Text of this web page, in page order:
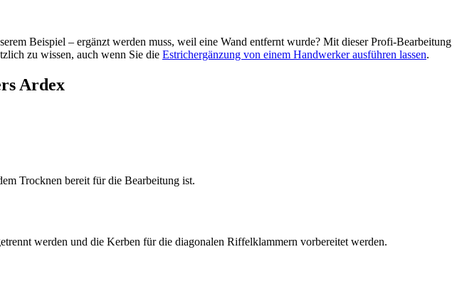
Beispiel – ergänzt werden muss, weil eine Wand entfernt wurde? Mit dieser Profi-Bearbeitung
zu wissen, auch wenn Sie die Estrichergänzung von einem Handwerker ausführen lassen.
Ardex
Trocknen bereit für die Bearbeitung ist.
werden und die Kerben für die diagonalen Riffelklammern vorbereitet werden.